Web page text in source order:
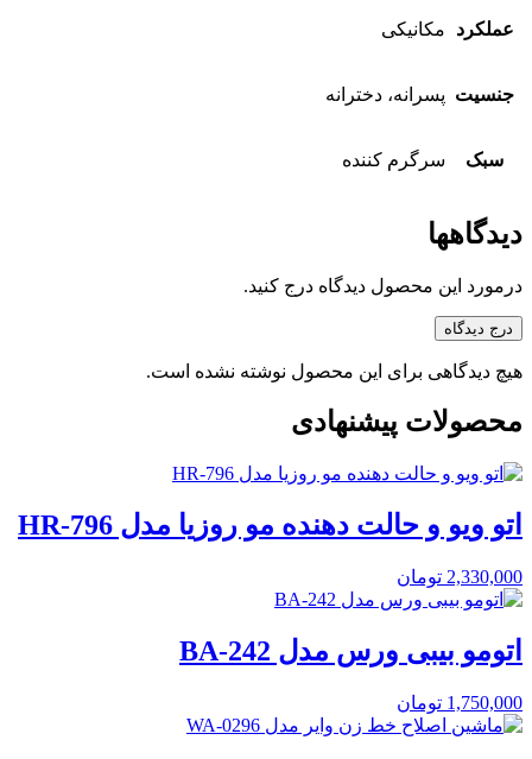
عملکرد مکانیکی
جنسیت پسرانه، دخترانه
سبک سرگرم کننده
دیدگاهها
درمورد این محصول دیدگاه درج کنید.
درج دیدگاه
هیچ دیدگاهی برای این محصول نوشته نشده است.
محصولات پیشنهادی
اتو ویو و حالت دهنده مو روزیا مدل HR-796
2,330,000 تومان
اتومو بیبی ورس مدل BA-242
1,750,000 تومان